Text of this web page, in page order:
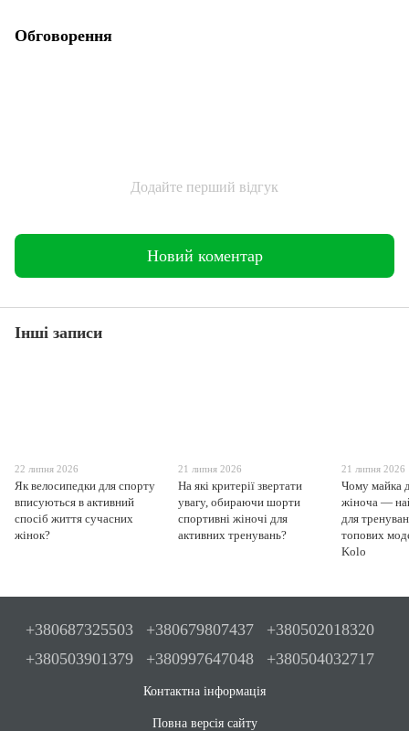
Обговорення
Додайте перший відгук
Новий коментар
Інші записи
22 липня 2026
Як велосипедки для спорту
вписуються в активний
спосіб життя сучасних
жінок?
21 липня 2026
На які критерії звертати
увагу, обираючи шорти
спортивні жіночі для
активних тренувань?
21 липня 2026
Чому майка
жіноча —
для
топових
Kolo
+380687325503 +380679807437
+380502018320
+380503901379
+380997647048 +380504032717
Контактна інформація
Повна версія сайту